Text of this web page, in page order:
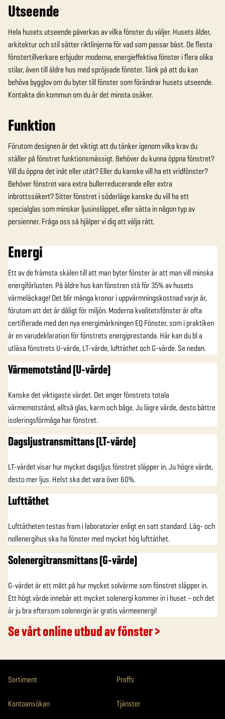
Utseende
Hela husets utseende påverkas av vilka fönster du väljer. Husets ålder,
arkitektur och stil sätter riktlinjerna för vad som passar bäst. De flesta
fönstertillverkare erbjuder moderna, energieffektiva fönster i flera olika
stilar, även till äldre hus med spröjsade fönster. Tänk på att du kan
behöva bygglov om du byter till fönster som förändrar husets utseende.
Kontakta din kommun om du är det minsta osäker.
Funktion
Förutom designen är det viktigt att du tänker igenom vilka krav du
ställer på fönstret funktionsmässigt. Behöver du kunna öppna fönstret?
Vill du öppna det inåt eller utåt? Eller du kanske vill ha ett vridfönster?
Behöver fönstret vara extra bullerreducerande eller extra
inbrottssäkert? Sitter fönstret i söderläge kanske du vill ha ett
specialglas som minskar ljusinsläppet, eller sätta in någon typ av
persienner. Fråga oss så hjälper vi dig att välja rätt.
Energi
Ett av de främsta skälen till att man byter fönster är att man vill minska
energiförlusten. På äldre hus kan fönstren stå för 35% av husets
värmeläckage! Det blir många kronor i uppvärmningskostnad varje år,
förutom att det är dåligt för miljön. Moderna kvalitetsfönster är ofta
certifierade med den nya energimärkningen EQ Fönster, som i praktiken
är en varudeklaration för fönstrets energiprestanda. Här kan du bl a
utläsa fönstrets U-värde, LT-värde, lufttäthet och G-värde. Se nedan.
Värmemotstånd (U-värde)
Kanske det viktigaste värdet. Det anger fönstrets totala
värmemotstånd, alltså glas, karm och båge. Ju lägre värde, desto bättre
isoleringsförmåga har fönstret.
Dagsljustransmittans (LT-värde)
LT-värdet visar hur mycket dagsljus fönstret släpper in. Ju högre värde,
desto mer ljus. Helst ska det vara över 60%.
Lufttäthet
Lufttätheten testas fram i laboratorier enligt en satt standard. Låg- och
nollenergihus ska ha fönster med mycket hög lufttäthet.
Solenergitransmittans (G-värde)
G-värdet är ett mått på hur mycket solvärme som fönstret släpper in.
Ett högt värde innebär att mycket solenergi kommer in i huset – och det
är ju bra eftersom solenergin är gratis värmeenergi!
Se vårt online utbud av fönster >
Sortiment Proffs
Kontoansökan Tjänster